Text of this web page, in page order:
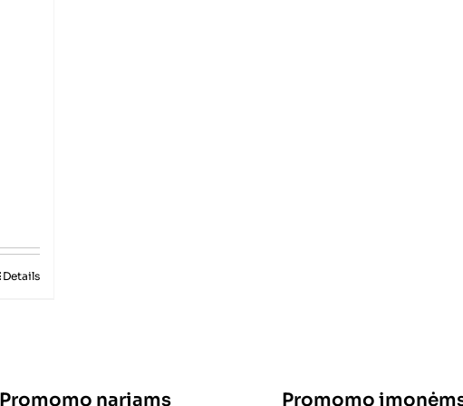
Details
Promomo nariams Promomo